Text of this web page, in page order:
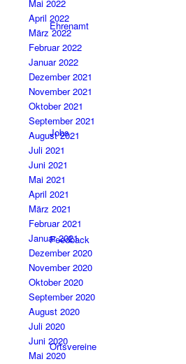
Ehrenamt
Jobs
Feedback
Ortsvereine
Mai 2022
April 2022
März 2022
Februar 2022
Januar 2022
Dezember 2021
November 2021
Oktober 2021
September 2021
August 2021
Juli 2021
Juni 2021
Mai 2021
April 2021
März 2021
Februar 2021
Januar 2021
Dezember 2020
November 2020
Oktober 2020
September 2020
August 2020
Juli 2020
Juni 2020
Mai 2020